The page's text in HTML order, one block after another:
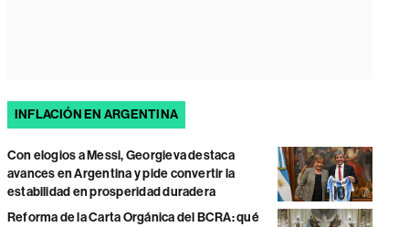
INFLACIÓN EN ARGENTINA
Con elogios a Messi, Georgieva destaca
avances en Argentina y pide convertir la
estabilidad en prosperidad duradera
Reforma de la Carta Orgánica del BCRA: qué